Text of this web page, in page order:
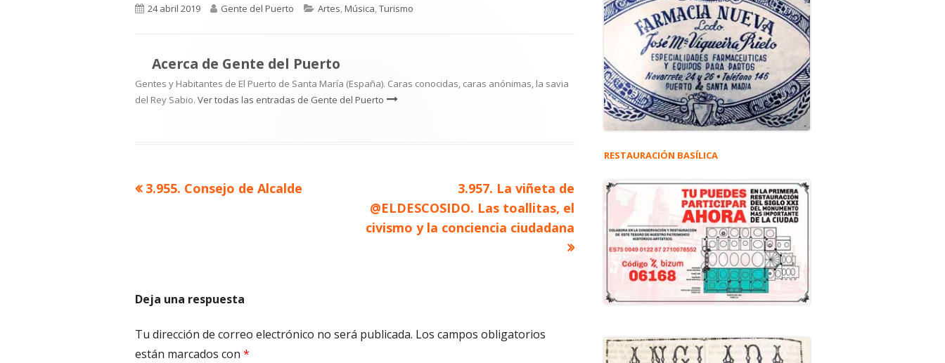
Publicado
24 abril 2019 Autor
Gente del Puerto Categorías
Artes,Música,Turismo
Acerca de Gente del Puerto
Gentes y Habitantes de El Puerto de Santa María (España). Caras conocidas, caras anónimas, la savia
del Rey Sabio. Ver todas las entradas de Gente del Puerto
Navegación
Artículo
3.955. Consejo de Alcalde
Artículo
siguiente
3.957. La viñeta de
@ELDESCOSIDO. Las toallitas, el
civismo y la conciencia ciudadana
Deja una respuesta
Tu dirección de correo electrónico no será publicada. Los campos obligatorios
están marcados con *
RESTAURACIÓN BASÍLICA